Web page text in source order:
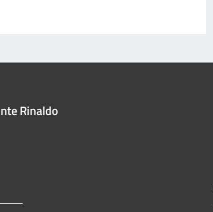
Rinaldo